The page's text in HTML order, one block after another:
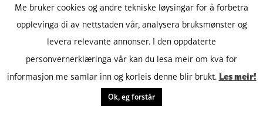
konfekteske av typen Sfinx?
– 24 stk. To lag med 12 bitar kvar. I Sfinx
Stor er det dobbelt så mange.
Kva slags dyr passar huset til dei tre røvarane
i Kardemomme by?
– Løve
Kva står det eigentleg her? Les høgt:
Me bruker cookies og andre tekniske løysingar for å forbetra
opplevinga di av nettstaden vår, analysera bruksmønster og
levera relevante annonser. I den oppdaterte
personvernerklæringa vår kan du lesa meir om kva for
informasjon me samlar inn og korleis denne blir brukt. Les meir!
Ok, eg forstår